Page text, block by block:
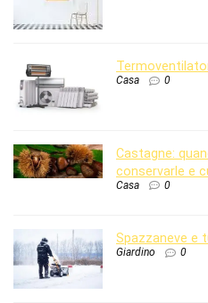
Casa 0
Castagne:
conservarle e
Casa 0
Spazzaneve e
Giardino 0